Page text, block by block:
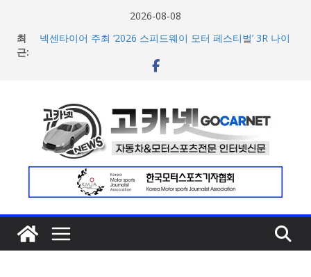
2026-08-08
최
근:
넥센타이어 주최 ‘2026 스피드웨이 모터 페스티벌’ 3R 나이
아우디, 405일 만에 완성한 초고성능 슈퍼카 ‘누볼라리’ 제
이션 엔진’ 공개
마일레, 코너링 쏠림·하체 소음 잡는 ‘스테빌라이저 링크’ 정
비 솔루션 제안
한온시스템, 캐나다 정부로부터 1,000만 캐나다달러 규모
지원 확보